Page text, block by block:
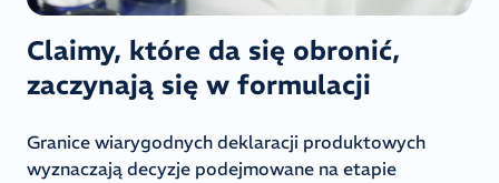
Claimy, które da się obronić,
zaczynają się w formulacji
Granice wiarygodnych deklaracji produktowych
wyznaczają decyzje podejmowane na etapie